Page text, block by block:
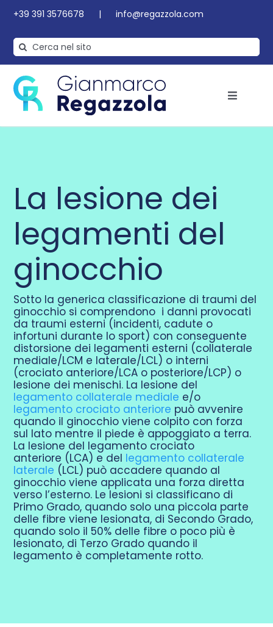
+39 391 3576678 | info@regazzola.com
Cerca
per:
Toggle
Anca
News
Glossario
Domande Frequenti
Chi sono
Press
Prenota
La lesione dei
legamenti del
ginocchio
Sotto la generica classificazione di traumi del
ginocchio si comprendono i danni provocati
da traumi esterni (incidenti, cadute o
infortuni durante lo sport) con conseguente
distorsione dei legamenti esterni (collaterale
mediale/LCM e laterale/LCL) o interni
(crociato anteriore/LCA o posteriore/LCP) o
lesione dei menischi. La lesione del
legamento collaterale mediale e/o
legamento crociato anteriore può avvenire
quando il ginocchio viene colpito con forza
sul lato mentre il piede è appoggiato a terra.
La lesione del legamento crociato
anteriore (LCA) e del legamento collaterale
laterale (LCL) può accadere quando al
ginocchio viene applicata una forza diretta
verso l’esterno. Le lesioni si classificano di
Primo Grado, quando solo una piccola parte
delle fibre viene lesionata, di Secondo Grado,
quando solo il 50% delle fibre o poco più è
lesionato, di Terzo Grado quando il
legamento è completamente rotto.